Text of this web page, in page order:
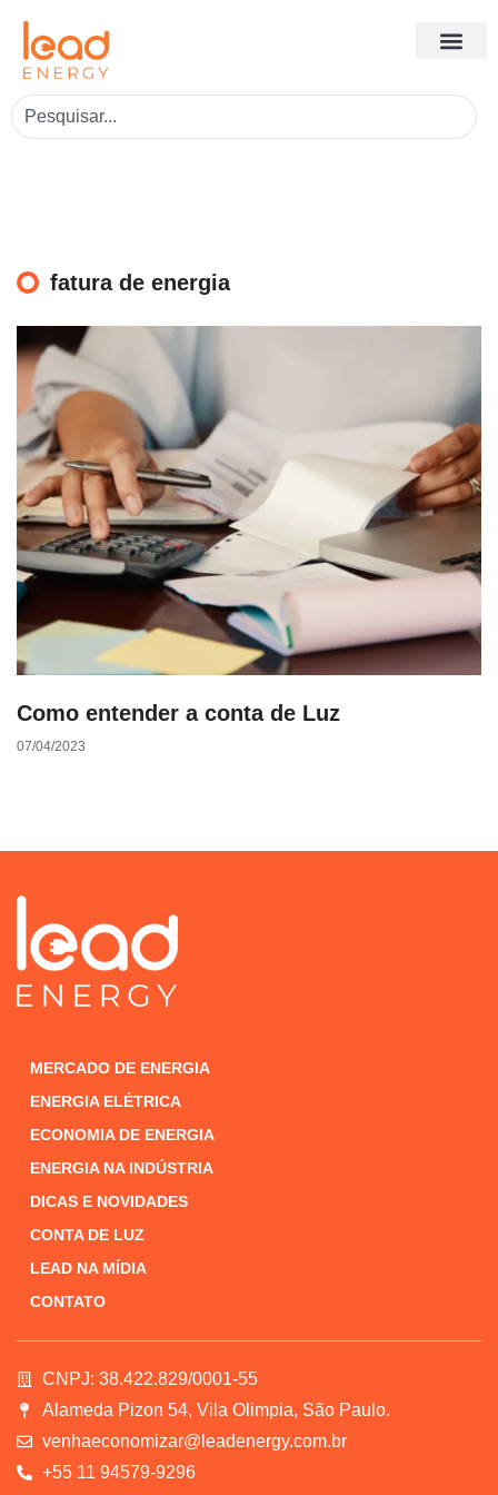
fatura de energia
Como entender a conta de Luz
07/04/2023
MERCADO DE ENERGIA
ENERGIA ELÉTRICA
ECONOMIA DE ENERGIA
ENERGIA NA INDÚSTRIA
DICAS E NOVIDADES
CONTA DE LUZ
LEAD NA MÍDIA
CONTATO
CNPJ: 38.422.829/0001-55
Alameda Pizon 54, Vila Olimpia, São Paulo.
venhaeconomizar@leadenergy.com.br
+55 11 94579-9296